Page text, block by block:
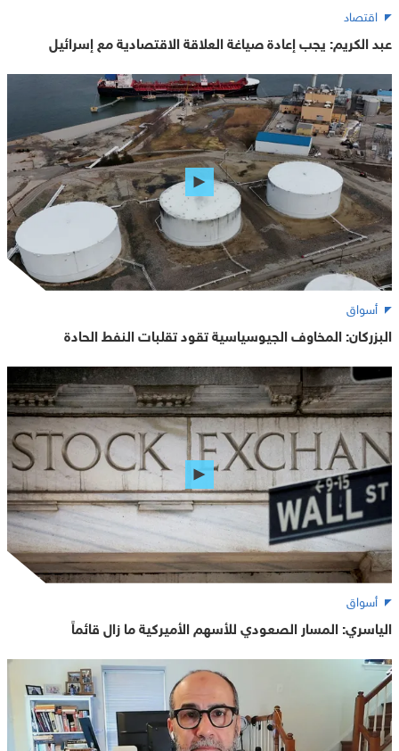
اقتصاد
عبد الكريم: يجب إعادة صياغة العلاقة الاقتصادية مع إسرائيل
أسواق
البزركان: المخاوف الجيوسياسية تقود تقلبات النفط الحادة
أسواق
الياسري: المسار الصعودي للأسهم الأميركية ما زال قائماً